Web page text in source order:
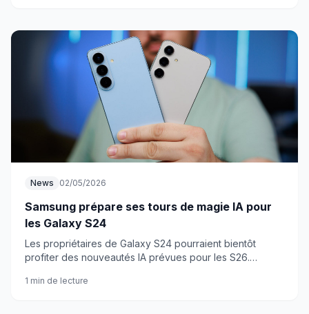
News 02/05/2026
Samsung prépare ses tours de magie IA pour
les Galaxy S24
Les propriétaires de Galaxy S24 pourraient bientôt
profiter des nouveautés IA prévues pour les S26.
1 min de lecture